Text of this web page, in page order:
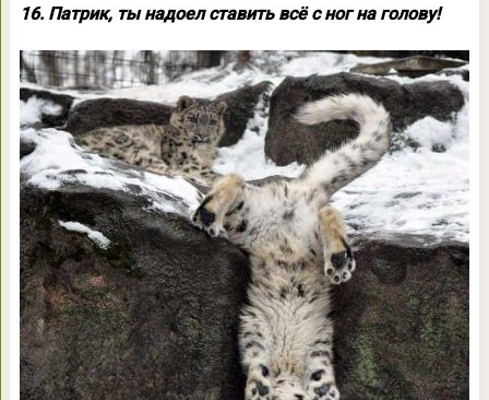
16. Патрик, ты надоел ставить всё с ног на голову!